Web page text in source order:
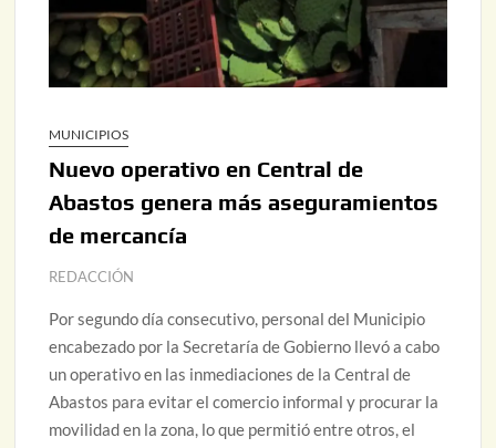
MUNICIPIOS
Nuevo operativo en Central de
Abastos genera más aseguramientos
de mercancía
REDACCIÓN
Por segundo día consecutivo, personal del Municipio
encabezado por la Secretaría de Gobierno llevó a cabo
un operativo en las inmediaciones de la Central de
Abastos para evitar el comercio informal y procurar la
movilidad en la zona, lo que permitió entre otros, el